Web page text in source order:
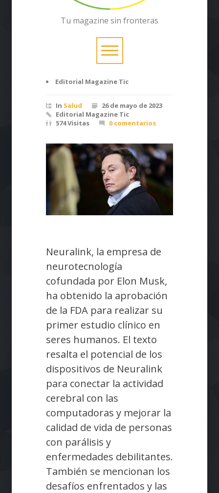
Tu magazine sin fronteras
Editorial Magazine Tic
In Salud
26 de mayo de 2023
Editorial Magazine Tic
574 Visitas
0 comentarios
Neuralink, la empresa de
neurotecnología
cofundada por Elon Musk,
ha obtenido la aprobación
de la FDA para realizar su
primer estudio clínico en
seres humanos. El texto
resalta el potencial de los
dispositivos de Neuralink
para conectar la actividad
cerebral con las
computadoras y mejorar la
calidad de vida de personas
con parálisis y
enfermedades debilitantes.
También se mencionan los
desafíos enfrentados y las